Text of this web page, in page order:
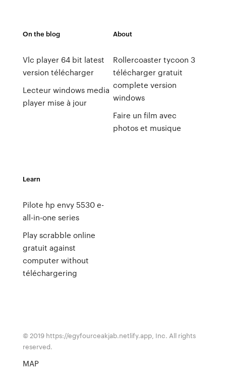
On the blog
Vlc player 64 bit latest
version télécharger
Lecteur windows media
player mise à jour
About
Rollercoaster tycoon 3
télécharger gratuit
complete version
windows
Faire un film avec
photos et musique
Learn
Pilote hp envy 5530 e-
all-in-one series
Play scrabble online
gratuit against
computer without
téléchargering
© 2019 https://egyfourceakjab.netlify.app, Inc. All rights
reserved.
MAP